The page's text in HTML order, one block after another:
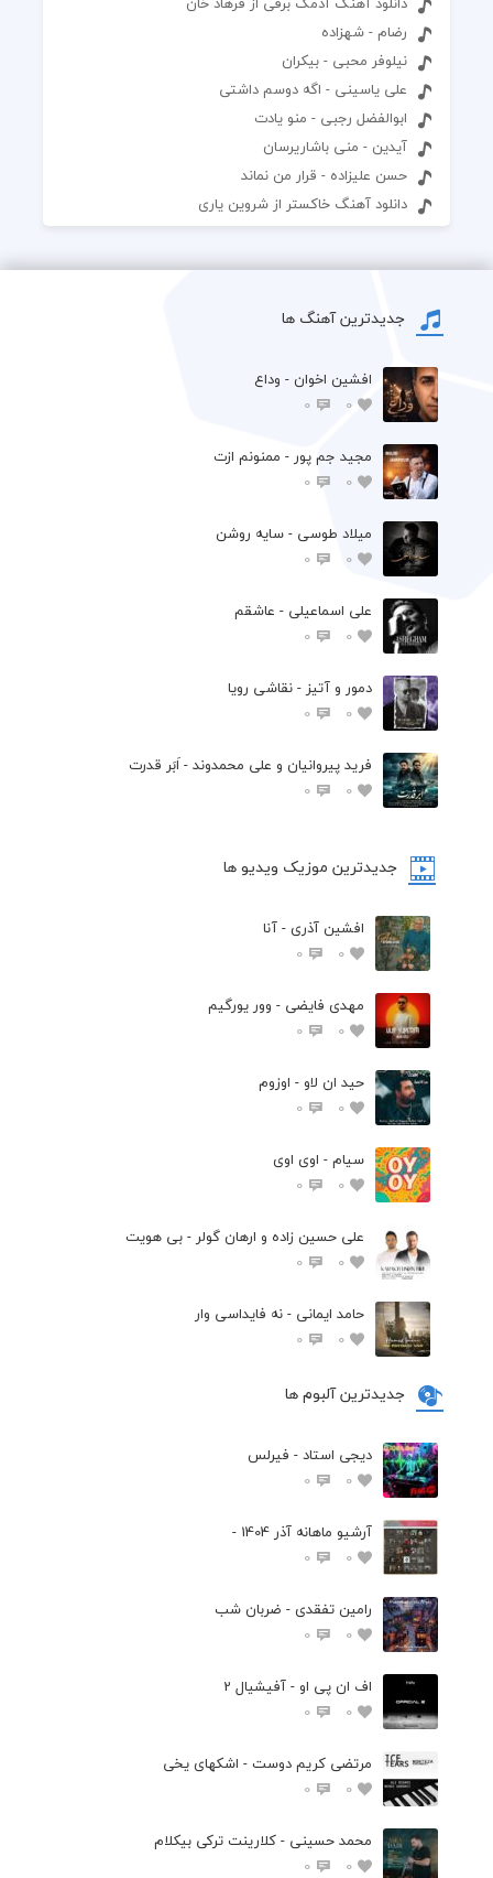
رضام - شهزاده
نیلوفر محبی - بیکران
علی یاسینی - اگه دوسم داشتی
ابوالفضل رجبی - منو یادت
آیدین - منی باشاریرسان
حسن علیزاده - قرار من نماند
دانلود آهنگ خاکستر از شروین یاری
جدیدترین آهنگ ها
افشين اخوان - وداع
0
0
مجید جم پور - ممنونم ازت
0
0
میلاد طوسی - سایه روشن
0
0
علی اسماعیلی - عاشقم
0
0
دمور و آتیز - نقاشی رویا
0
0
فرید پیروانیان و علی محمدوند - اَبَر قدرت
0
0
جدیدترین موزیک ویدیو ها
افشین آذری - آنا
0
0
مهدی فایضی - وور یورگیم
0
0
حید ان لاو - اوزوم
0
0
سیام - اوی اوی
0
0
علی حسین زاده و ارهان گولر - بی هویت
0
0
حامد ایمانی - نه فایداسی وار
0
0
جدیدترین آلبوم ها
دیجی استاد - فیرلس
0
0
آرشیو ماهانه آذر 1404 -
0
0
رامین تفقدی - ضربان شب
0
0
اف ان پی او - آفیشیال 2
0
0
مرتضی کریم دوست - اشکهای یخی
0
0
محمد حسینی - کلارینت ترکی بیکلام
0
0